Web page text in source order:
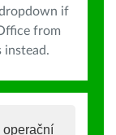
if
from
instead.
operační